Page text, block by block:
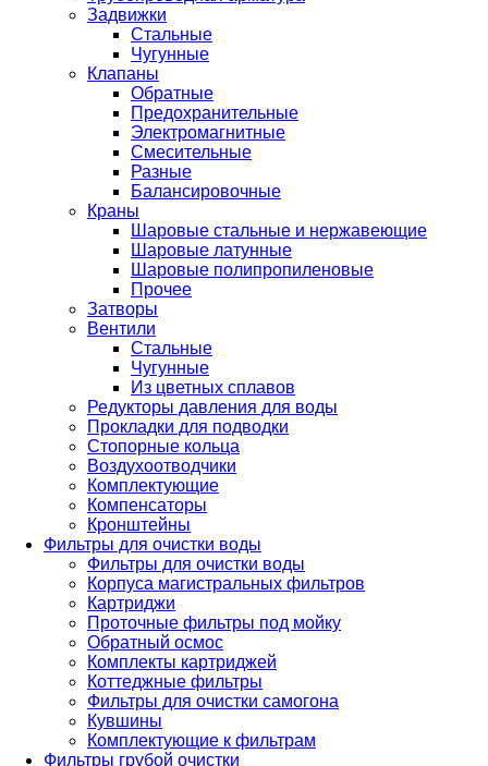
Задвижки
Стальные
Чугунные
Клапаны
Обратные
Предохранительные
Электромагнитные
Смесительные
Разные
Балансировочные
Краны
Шаровые стальные и нержавеющие
Шаровые латунные
Шаровые полипропиленовые
Прочее
Затворы
Вентили
Стальные
Чугунные
Из цветных сплавов
Редукторы давления для воды
Прокладки для подводки
Стопорные кольца
Воздухоотводчики
Комплектующие
Компенсаторы
Кронштейны
Фильтры для очистки воды
Фильтры для очистки воды
Корпуса магистральных фильтров
Картриджи
Проточные фильтры под мойку
Обратный осмос
Комплекты картриджей
Коттеджные фильтры
Фильтры для очистки самогона
Кувшины
Комплектующие к фильтрам
Фильтры грубой очистки